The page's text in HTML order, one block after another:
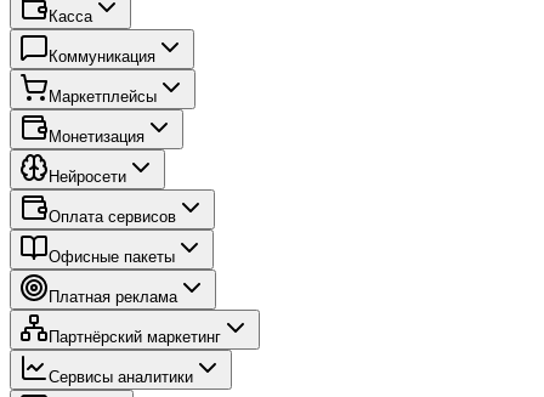
Касса
Коммуникация
Маркетплейсы
Монетизация
Нейросети
Оплата сервисов
Офисные пакеты
Платная реклама
Партнёрский маркетинг
Сервисы аналитики